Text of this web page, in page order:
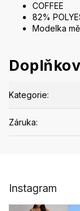
COFFEE
82%
Modelka
Kategorie:
Záruka:
Instagram